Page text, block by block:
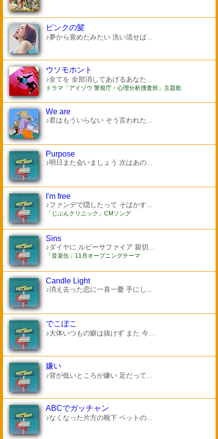
ピンクの髪
♪夢から覚めたみたい 洗い流せば...
ウソモホント
♪全てを 全部消してあげるあなた...
ドラマ「アイゾウ 警視庁・心理分析捜査班」主題歌
We are
♪君はもういらない そう言われた...
Purpose
♪明日また会いましょう 次はあの...
I'm free
♪ファンデで隠したって そばかす...
「じぶんクリニック」CMソング
Sins
♪ダイヤに ルビーサファイア 親切...
「音楽缶」11月オープニングテーマ
Candle Light
♪消え去った恋に一喜一憂 手にし...
でこぼこ
♪大体いつもの癖は抜けず また 今...
嫌い
♪背が低いところが嫌い 足だって...
ABCでガッチャン
♪なくなった片方の靴下 ベットの...